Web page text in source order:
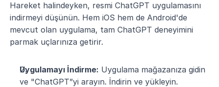
Hareket halindeyken, resmi ChatGPT uygulamasını
indirmeyi düşünün. Hem iOS hem de Android'de
mevcut olan uygulama, tam ChatGPT deneyimini
parmak uçlarınıza getirir.
Uygulamayı İndirme: Uygulama mağazanıza gidin
ve "ChatGPT”yi arayın. İndirin ve yükleyin.